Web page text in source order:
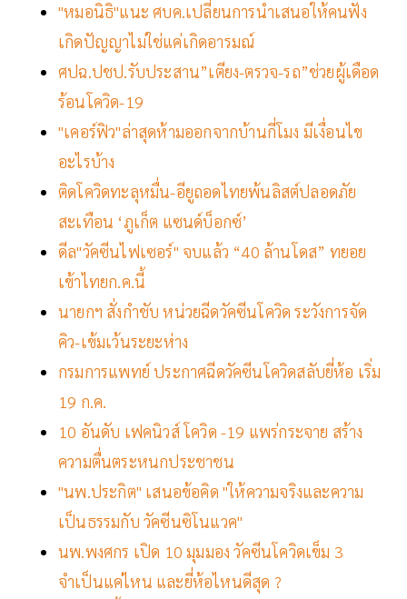
"หมอนิธิ"แนะ ศบค.เปลี่ยนการนำเสนอให้คนฟัง
เกิดปัญญาไม่ใช่แค่เกิดอารมณ์
ศปฉ.ปชป.รับประสาน”เตียง-ตรวจ-รถ”ช่วยผู้เดือด
ร้อนโควิด-19
"เคอร์ฟิว"ล่าสุดห้ามออกจากบ้านกี่โมง มีเงื่อนไข
อะไรบ้าง
ติดโควิดทะลุหมื่น-อียูถอดไทยพ้นลิสต์ปลอดภัย
สะเทือน ‘ภูเก็ต แซนด์บ็อกซ์’
ดีล"วัคซีนไฟเซอร์" จบแล้ว “40 ล้านโดส” ทยอย
เข้าไทยก.ค.นี้
นายกฯ สั่งกำชับ หน่วยฉีดวัคซีนโควิด ระวังการจัด
คิว-เข้มเว้นระยะห่าง
กรมการแพทย์ ประกาศฉีดวัคซีนโควิดสลับยี่ห้อ เริ่ม
19 ก.ค.
10 อันดับ เฟคนิวส์ โควิด -19 แพร่กระจาย สร้าง
ความตื่นตระหนกประชาชน
"นพ.ประกิต" เสนอข้อคิด "ให้ความจริงและความ
เป็นธรรมกับ วัคซีนซิโนแวค"
นพ.พงศกร เปิด 10 มุมมอง วัคซีนโควิดเข็ม 3
จำเป็นแค่ไหน และยี่ห้อไหนดีสุด ?